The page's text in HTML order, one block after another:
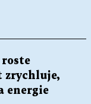
roste
zrychluje,
energie